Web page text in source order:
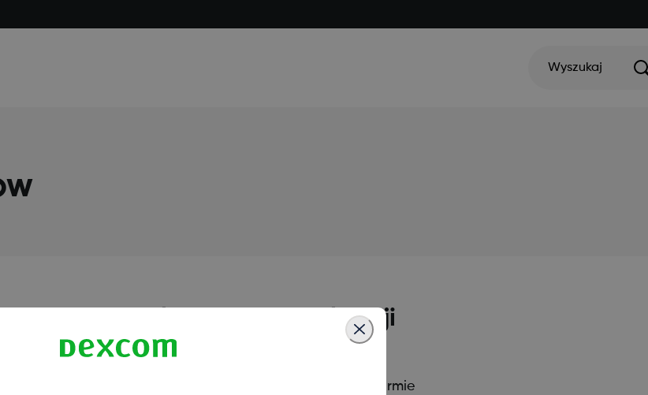
Wyszukaj
aktualizacji mojej aplikacji
które poprawiają komfort użytkowania i umożliwiają firmie